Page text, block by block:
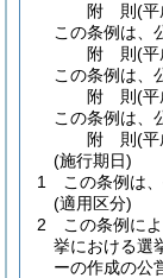
附 則(平
この条例は、
附 則(平
この条例は、
附 則(平
この条例は、
附 則(平
(施行期日)
1
この条例は
(適用区分)
2
この条例に
挙における選
ーの作成の公